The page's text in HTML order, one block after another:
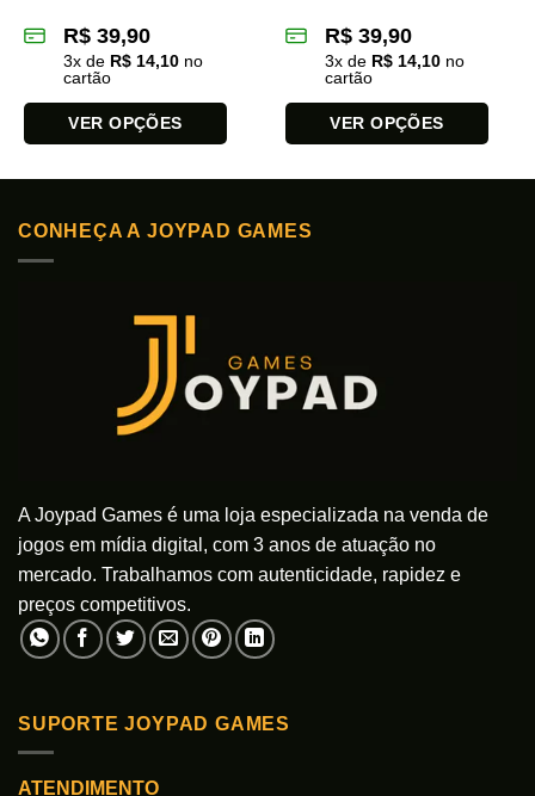
R$ 39,90
3x de R$ 14,10 no
cartão
VER OPÇÕES
produto
várias
variantes.
R$ 39,90
3x de R$ 14,10 no
cartão
VER OPÇÕES
produto
várias
ser
escolhidas
na
CONHEÇA A JOYPAD GAMES
A Joypad Games é uma loja especializada na venda de
jogos em mídia digital, com 3 anos de atuação no
mercado. Trabalhamos com autenticidade, rapidez e
preços competitivos.
SUPORTE JOYPAD GAMES
ATENDIMENTO